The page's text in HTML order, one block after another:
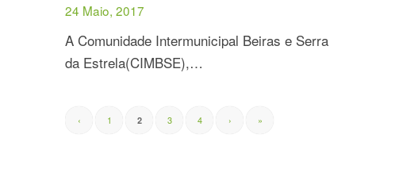
24 Maio, 2017
A Comunidade Intermunicipal Beiras e Serra
da Estrela(CIMBSE),…
‹ 1 2 3 4 › »